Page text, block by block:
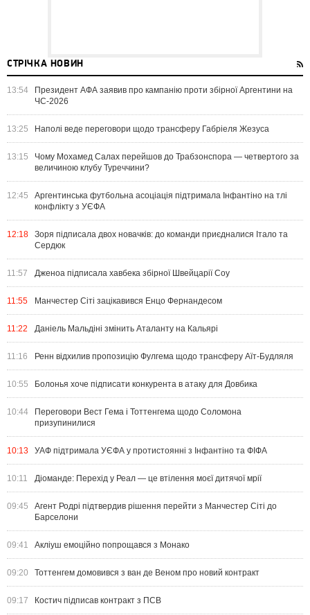
СТРІЧКА НОВИН
13:54
Президент АФА заявив про кампанію проти збірної Аргентини на
ЧС-2026
13:25 Наполі веде переговори щодо трансферу Габріеля Жезуса
13:15
Чому Мохамед Салах перейшов до Трабзонспора — четвертого за
величиною клубу Туреччини?
12:45
Аргентинська футбольна асоціація підтримала Інфантіно на тлі
конфлікту з УЄФА
12:18
Зоря підписала двох новачків: до команди приєдналися Італо та
Сердюк
11:57 Дженоа підписала хавбека збірної Швейцарії Соу
11:55 Манчестер Сіті зацікавився Енцо Фернандесом
11:22 Даніель Мальдіні змінить Аталанту на Кальярі
11:16 Ренн відхилив пропозицію Фулгема щодо трансферу Аїт-Будляля
10:55 Болонья хоче підписати конкурента в атаку для Довбика
10:44
Переговори Вест Гема і Тоттенгема щодо Соломона
призупинилися
10:13 УАФ підтримала УЄФА у протистоянні з Інфантіно та ФІФА
10:11 Діоманде: Перехід у Реал — це втілення моєї дитячої мрії
09:45
Агент Родрі підтвердив рішення перейти з Манчестер Сіті до
Барселони
09:41 Акліуш емоційно попрощався з Монако
09:20 Тоттенгем домовився з ван де Веном про новий контракт
09:17 Костич підписав контракт з ПСВ